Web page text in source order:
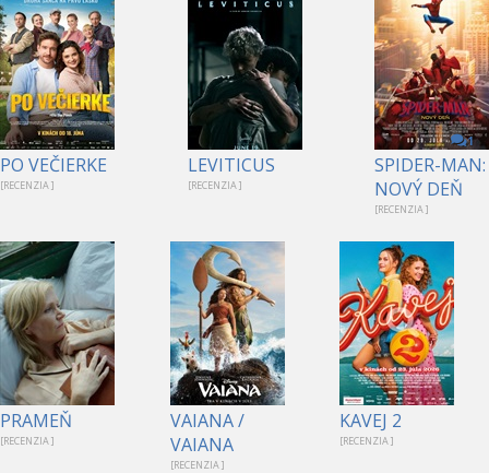
PO VEČIERKE
[RECENZIA ]
LEVITICUS
[RECENZIA ]
1
SPIDER-MAN:
NOVÝ DEŇ
[RECENZIA ]
PRAMEŇ
[RECENZIA ]
VAIANA /
VAIANA
[RECENZIA ]
KAVEJ 2
[RECENZIA ]